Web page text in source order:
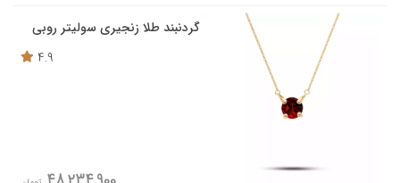
گردنبند طلا زنجیری سولیتر روبی
4.9